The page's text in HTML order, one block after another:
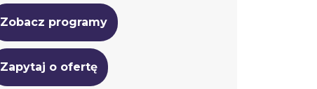
Zobacz programy
Zapytaj o ofertę